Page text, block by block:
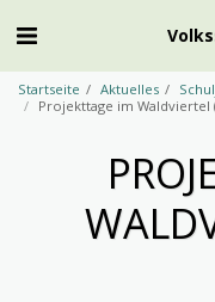
Startseite Aktuelles
Projekttage im Waldviertel